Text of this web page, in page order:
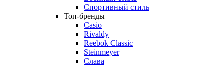
Спортивный стиль
Топ-бренды
Casio
Rivaldy
Reebok Classic
Steinmeyer
Слава